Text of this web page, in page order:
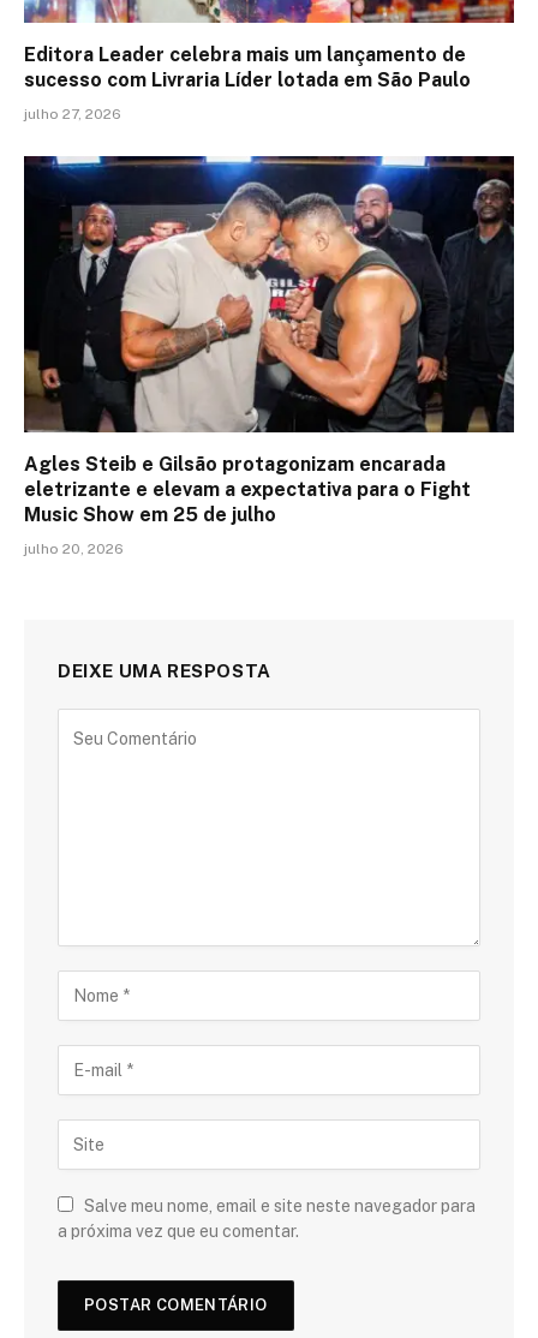
Editora Leader celebra mais um lançamento de
sucesso com Livraria Líder lotada em São Paulo
julho 27, 2026
Agles Steib e Gilsão protagonizam encarada
eletrizante e elevam a expectativa para o Fight
Music Show em 25 de julho
julho 20, 2026
DEIXE UMA RESPOSTA
Salve meu nome, email e site neste navegador para
a próxima vez que eu comentar.